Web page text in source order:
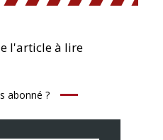
l'article à lire
abonné ?